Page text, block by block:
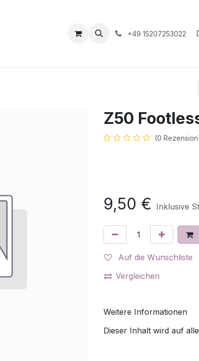
Hilfe Termin +49 15207253022
Z50
(0
9,50 € Inklusive
Auf die Wunschliste
Vergleichen
Weitere Informationen
Dieser Inhalt wird auf